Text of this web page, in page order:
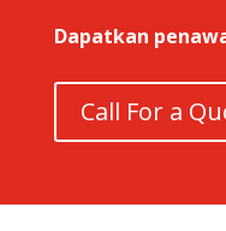
Dapatkan
Call For a